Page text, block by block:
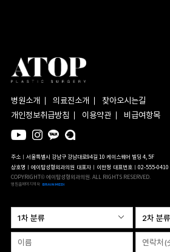
병원소개 의료진소개
찾아오시는길
개인정보취급방침
이용약관 비급여항목
주소ㅣ서울특별시 강남구 강남대로94길 10 케이스퀘어 빌딩 4, 5F
상호명ㅣ에이탑성형외과의원 대표자ㅣ이한정 대표번호ㅣ02-555-0410
COPYRIGHT© 에이탑성형외과의원. ALL RIGHTS RESERVED.
병원홈페이지제작